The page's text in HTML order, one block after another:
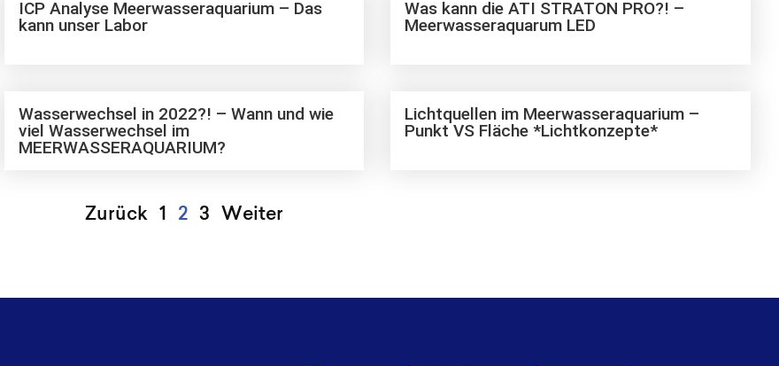
ICP Analyse Meerwasseraquarium – Das
kann unser Labor
Was kann die ATI STRATON PRO?! –
Meerwasseraquarum LED
Wasserwechsel in 2022?! – Wann und wie
viel Wasserwechsel im
MEERWASSERAQUARIUM?
Lichtquellen im Meerwasseraquarium –
Punkt VS Fläche *Lichtkonzepte*
Zurück 1 2 3 Weiter